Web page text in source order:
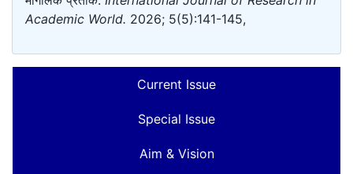
Academic World. 2026; 5(5):141-145,
Current Issue
Special Issue
Aim & Vision